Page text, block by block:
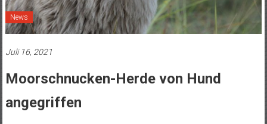
News
Juli 16, 2021
Moorschnucken-Herde von Hund
angegriffen